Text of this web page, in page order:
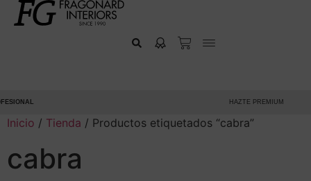
HAZTE PREMIUM
Inicio / Tienda / Productos etiquetados “cabra”
cabra